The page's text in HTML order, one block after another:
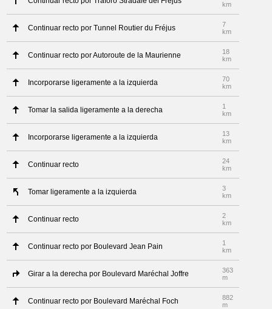
km
Continuar recto por Tunnel Routier du Fréjus
7
km
Continuar recto por Autoroute de la Maurienne
18
km
Incorporarse ligeramente a la izquierda
70
km
Tomar la salida ligeramente a la derecha
1
km
Incorporarse ligeramente a la izquierda
13
km
Continuar recto
24
km
Tomar ligeramente a la izquierda
3
km
Continuar recto
2
km
Continuar recto por Boulevard Jean Pain
1
km
Girar a la derecha por Boulevard Maréchal Joffre
363
m
Continuar recto por Boulevard Maréchal Foch
882
m